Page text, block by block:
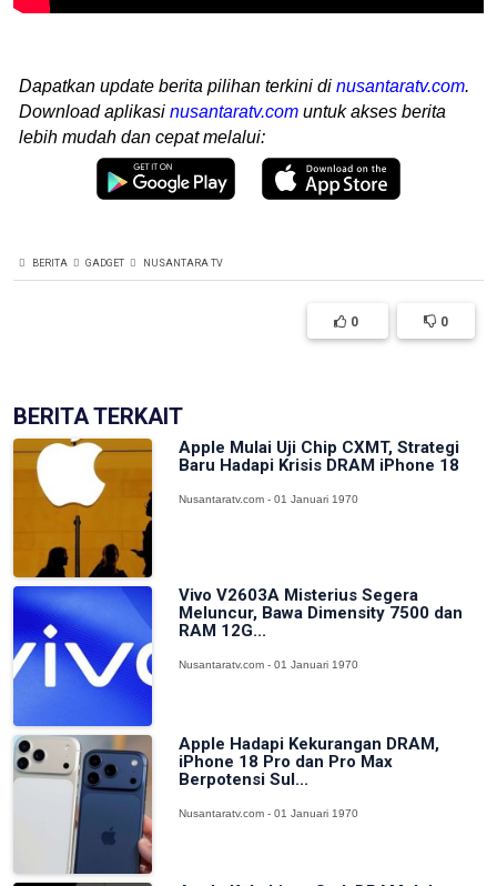
Dapatkan update berita pilihan terkini di nusantaratv.com.
Download aplikasi nusantaratv.com untuk akses berita
lebih mudah dan cepat melalui:
BERITA GADGET NUSANTARA TV
0 0
BERITA TERKAIT
Apple Mulai Uji Chip CXMT, Strategi
Baru Hadapi Krisis DRAM iPhone 18
Nusantaratv.com - 01 Januari 1970
Vivo V2603A Misterius Segera
Meluncur, Bawa Dimensity 7500 dan
RAM 12G...
Nusantaratv.com - 01 Januari 1970
Apple Hadapi Kekurangan DRAM,
iPhone 18 Pro dan Pro Max
Berpotensi Sul...
Nusantaratv.com - 01 Januari 1970